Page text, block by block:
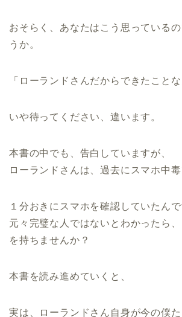
おそらく、あなたはこう思っている
うか。
「ローランドさんだからできたこと
いや待ってください、違います。
本書の中でも、告白していますが、
ローランドさんは、過去にスマホ中毒
１分おきにスマホを確認していたんで
元々完璧な人ではないとわかったら
を持ちませんか？
本書を読み進めていくと、
実は、ローランドさん自身が今の僕